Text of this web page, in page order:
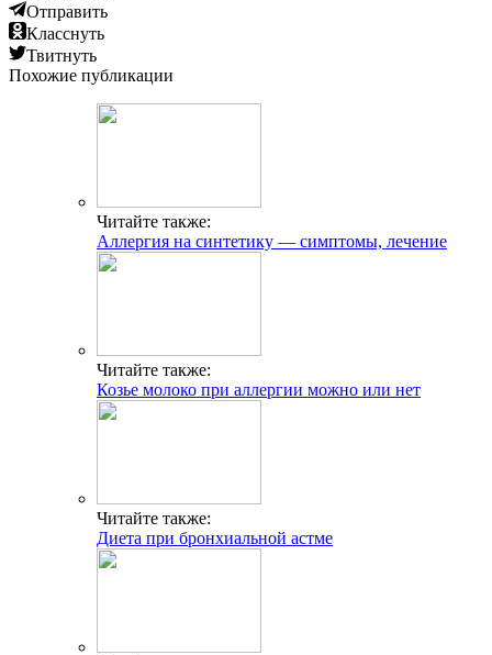
Отправить
Класснуть
Твитнуть
Похожие публикации
Читайте также:
Аллергия на синтетику — симптомы, лечение
Читайте также:
Козье молоко при аллергии можно или нет
Читайте также:
Диета при бронхиальной астме